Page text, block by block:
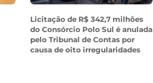
Licitação de R$ 342,7 milhões
do Consórcio Polo Sul é anulada
pelo Tribunal de Contas por
causa de oito irregularidades